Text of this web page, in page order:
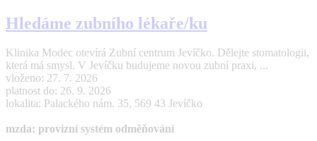
Hledáme zubního lékaře/ku
Klinika Modec otevírá Zubní centrum Jevíčko. Dělejte stomatologii,
která má smysl. V Jevíčku budujeme novou zubní praxi, ...
vloženo: 27. 7. 2026
platnost do: 26. 9. 2026
lokalita: Palackého nám. 35, 569 43 Jevíčko
mzda: provizní systém odměňování